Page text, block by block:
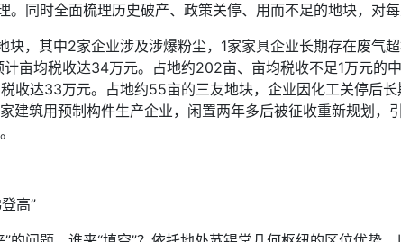
。同时全面梳理历史破产、政策关停、用而不足的地块，对每
，其中2家企业涉及涉爆粉尘，1家家具企业长期存在废气
亩均税收达34万元。占地约202亩、亩均税收不足1万元的
收达33万元。占地约55亩的三友地块，企业因化工关停后
建筑用预制构件生产企业，闲置两年多后被征收重新规划，
高”